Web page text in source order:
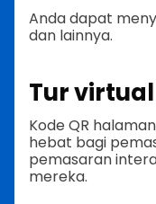
Anda dapat
dan lainnya.
Tur
Kode QR
hebat bagi
pemasaran
mereka.